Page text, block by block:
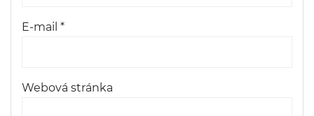
E-mail *
Webová stránka